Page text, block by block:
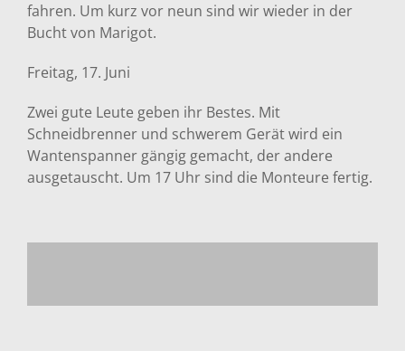
fahren. Um kurz vor neun sind wir wieder in der
Bucht von Marigot.
Freitag, 17. Juni
Zwei gute Leute geben ihr Bestes. Mit
Schneidbrenner und schwerem Gerät wird ein
Wantenspanner gängig gemacht, der andere
ausgetauscht. Um 17 Uhr sind die Monteure fertig.